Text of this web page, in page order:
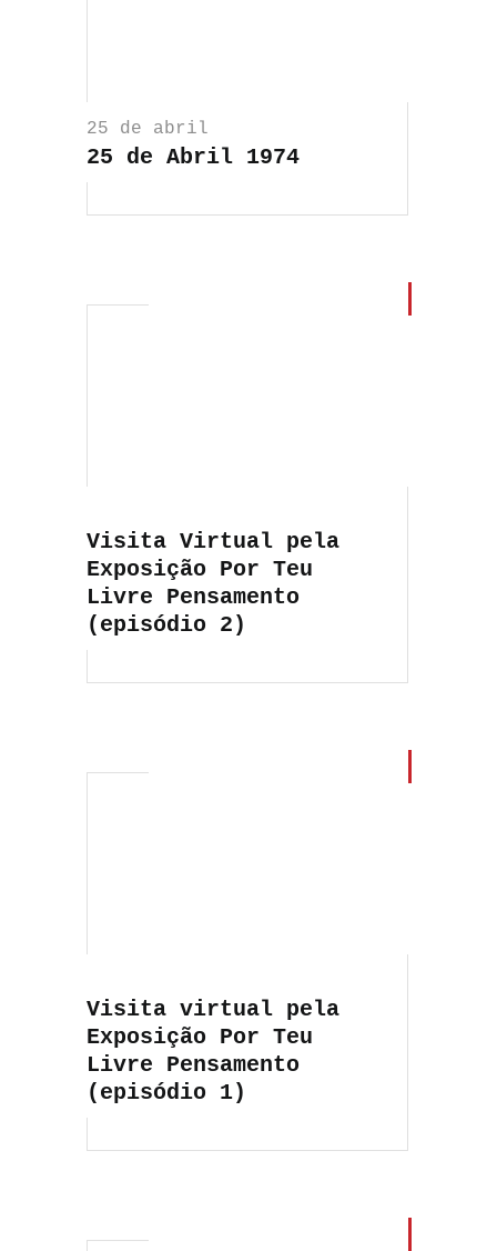
25 de abril
25 de Abril 1974
Visita Virtual pela
Exposição Por Teu
Livre Pensamento
(episódio 2)
Visita virtual pela
Exposição Por Teu
Livre Pensamento
(episódio 1)